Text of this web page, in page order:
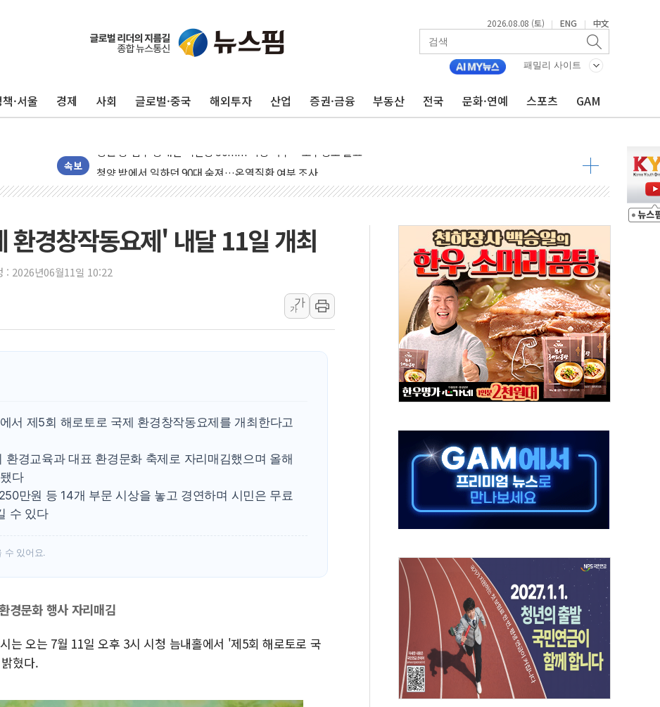
2026.08.08 (토) | ENG | 中文
패밀리 사이트
·서울 경제 사회 글로벌·중국 해외투자 산업 증권·금융 부동산 전국 문화·연예 스포츠 GAM
속보
동해중부 전 해상 풍랑주의보…10일까지 최대 3.5m 높은 물결
연일 폭염에 온열질환 사망 23명…정부, 비상대응기구 가동
인제 용대리 계곡서 수위 상승으로 피서객 7명 고립…전원 구조
동해시, 11~14일 '별똥별 멍' 운영…페르세우스 유성우 관측
청양 밭에서 일하던 90대 숨져…온열질환 여부 조사
폭염에 車 운전면허 기능시험 오전 집중 편성…체감온도 38도 넘으면 중단
'호우 특보' 경북 울진 시간당 20~30mm 강한 비...가뭄 해소될 듯
주말 무더위·열대야 지속…내륙 곳곳 소나기
오세훈 "용산공원 주택 검토, 민주당 스스로 원칙 뒤집는 것"
충북 주말 무더위 지속…청주·진천 35도, 곳곳 소나기
10월 보완수사권 폐지·공소청 출범…피해자들 '범죄 사각지대' 우려
한상협, 업계 개인정보 보안 새판 짠다…'자율규제단체' 타진
민주당, 오늘 제주·인천 경선 발표...김민석 '재역전' vs 정청래 '격차 확대'
유럽증시, 美 고용 예상 밖 부진에 연준 금리 인상 가능성 낮아지며 상승… STOXX 600 지수는 나흘 연속 최고치
환경창작동요제' 내달 11일 개최
: 2026년06월11일 10:22
가
가
서 제5회 해로토로 국제 환경창작동요제를 개최한다고
경교육과 대표 환경문화 축제로 자리매김했으며 올해
다
만원 등 14개 부문 시상을 놓고 경연하며 시민은 무료
수 있다
수 있어요.
경문화 행사 자리매김
는 오는 7월 11일 오후 3시 시청 늠내홀에서 '제5회 해로토로 국
혔다.